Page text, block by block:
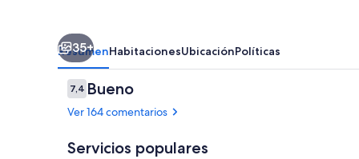
35+
ResumenHabitacionesUbicaciónPolíticas
Comentarios
7,47,4 de 10
Bueno
Ver 164 comentarios
Servicios populares